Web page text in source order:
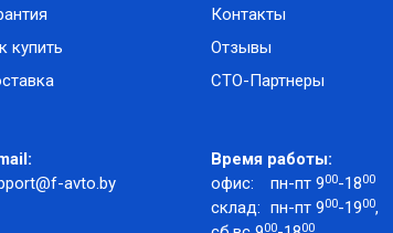
купить
Контакты
Отзывы
СТО-Партнеры
avto.by
Время работы:
офис:
пн-пт 900-1800
склад: пн-пт 900-1900,
00 00